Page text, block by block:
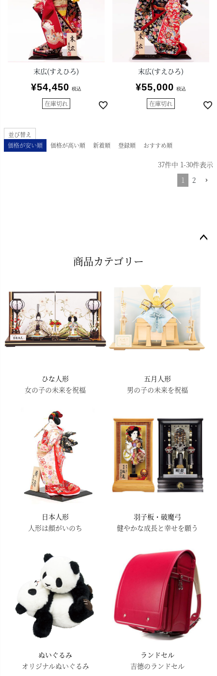
末広(すえひろ)
¥54,450 税込
在庫切れ
末広(すえひろ)
¥55,000 税込
在庫切れ
並び替え
価格が安い順
価格が高い順 新着順 登録順 おすすめ順
37件中 1-30件表示
1
2
商品カテゴリー
ひな人形
女の子の未来を祝福
五月人形
男の子の未来を祝福
日本人形
人形は顔がいのち
羽子板・破魔弓
健やかな成長と幸せを願う
ぬいぐるみ
オリジナルぬいぐるみ
ランドセル
吉德のランドセル